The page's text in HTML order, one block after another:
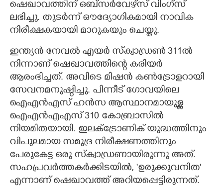
ഷെഖാവത്തിന് ഒബ്സർവേഴ്‌സ് വിംഗ്സ്
ലഭിച്ചു. തുടർന്ന് ഔദ്യോഗികമായി നാവിക
നിരീക്ഷകയായി മാറുകയും ചെയ്തു.
ഇന്ത്യൻ നേവൽ എയർ സ്ക്വാഡ്രൺ 311ൽ
നിന്നാണ് ഷെഖാവത്തിന്റെ കരിയർ
ആരംഭിച്ചത്. അവിടെ മിഷൻ കൺട്രോളറായി
സേവനമനുഷ്ഠിച്ചു. പിന്നീട് ഗോവയിലെ
ഐഎൻഎസ് ഹൻസ ആസ്ഥാനമായുള്ള
ഐഎൻഎഎസ് 310 കോബ്രാസിൽ
നിയമിതയായി. ഇലക്ട്രോണിക് യുദ്ധത്തിനും
വിപുലമായ സമുദ്ര നിരീക്ഷണത്തിനും
പേരുകേട്ട ഒരു സ്ക്വാഡ്രണായിരുന്നു അത്.
സഹപ്രവർത്തകർക്കിടയിൽ, "ഉരുക്കുവനിത"
എന്നാണ് ഷെഖാവത്ത് അറിയപ്പെട്ടിരുന്നത്.